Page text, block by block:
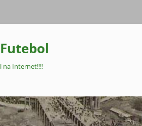
na Internet!!!!